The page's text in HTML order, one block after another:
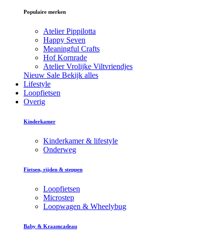
Populaire merken
Atelier Pippilotta
Happy Seven
Meaningful Crafts
Hof Kornrade
Atelier Vrolijke Viltvriendjes
Nieuw Sale Bekijk alles
Lifestyle
Loopfietsen
Overig
Kinderkamer
Kinderkamer & lifestyle
Onderweg
Fietsen, rijden & steppen
Loopfietsen
Microstep
Loopwagen & Wheelybug
Baby & Kraamcadeau